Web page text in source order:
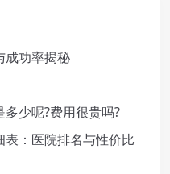
成功率揭秘
少呢?费用很贵吗?
：医院排名与性价比